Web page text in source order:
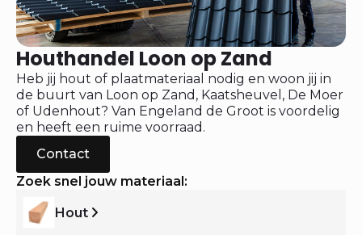
Houthandel Loon op Zand
Heb jij hout of plaatmateriaal nodig en woon jij in
de buurt van Loon op Zand, Kaatsheuvel, De Moer
of Udenhout? Van Engeland de Groot is voordelig
en heeft een ruime voorraad.
Contact
Zoek snel jouw materiaal:
Hout